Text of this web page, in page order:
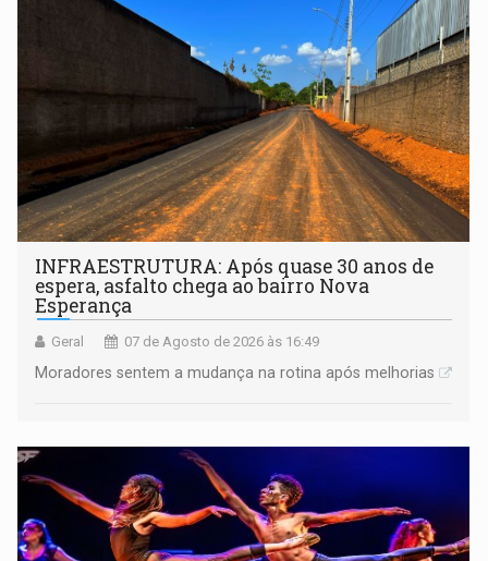
INFRAESTRUTURA: Após quase 30 anos de
espera, asfalto chega ao bairro Nova
Esperança
Geral 07 de Agosto de 2026 às 16:49
Moradores sentem a mudança na rotina após melhorias